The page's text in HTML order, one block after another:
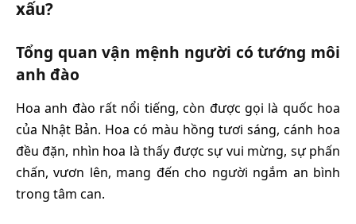
xấu?
Tổng quan vận mệnh người có tướng môi
anh đào
Hoa anh đào rất nổi tiếng, còn được gọi là quốc hoa
của Nhật Bản. Hoa có màu hồng tươi sáng, cánh hoa
đều đặn, nhìn hoa là thấy được sự vui mừng, sự phấn
chấn, vươn lên, mang đến cho người ngắm an bình
trong tâm can.